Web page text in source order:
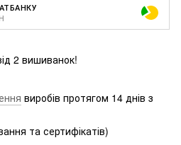
2 вишиванок!
виробів протягом 14 днів з
та сертифікатів)